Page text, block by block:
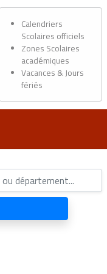
Calendriers
Scolaires officiels
Zones Scolaires
académiques
Vacances & Jours
fériés